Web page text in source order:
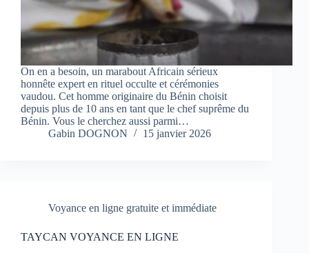
On en a besoin, un marabout Africain sérieux
honnête expert en rituel occulte et cérémonies
vaudou. Cet homme originaire du Bénin choisit
depuis plus de 10 ans en tant que le chef suprême du
Bénin. Vous le cherchez aussi parmi…
Gabin DOGNON
15 janvier 2026
Voyance en ligne gratuite et immédiate
TAYCAN VOYANCE EN LIGNE